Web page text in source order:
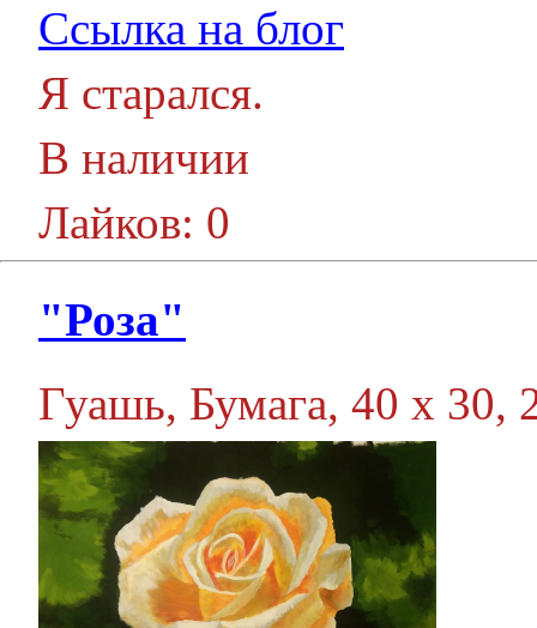
Ссылка на блог
Я старался.
В наличии
Лайков: 0
"Роза"
Гуашь, Бумага, 40 х 30,